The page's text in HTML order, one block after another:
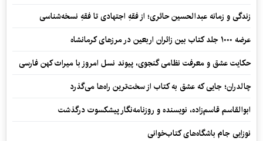
زندگی و زمانه عبدالحسین حائری؛ از فقهِ اجتهادی تا فقهِ نسخه‌شناسی
عرضه ۱۰۰۰ جلد کتاب بین زائران اربعین در مرزهای کرمانشاه
حکایت عشق و معرفت نظامی گنجوی، پیوند نسل امروز با میراث کهن فارسی
چالدران؛ جایی که عشق به کتاب از سخت‌ترین راه‌ها می‌گذرد
ابوالقاسم قاسم‌زاده، نویسنده و روزنامه‌نگار پیشکسوت درگذشت
نوزایی جام باشگاه‌های کتاب‌خوانی